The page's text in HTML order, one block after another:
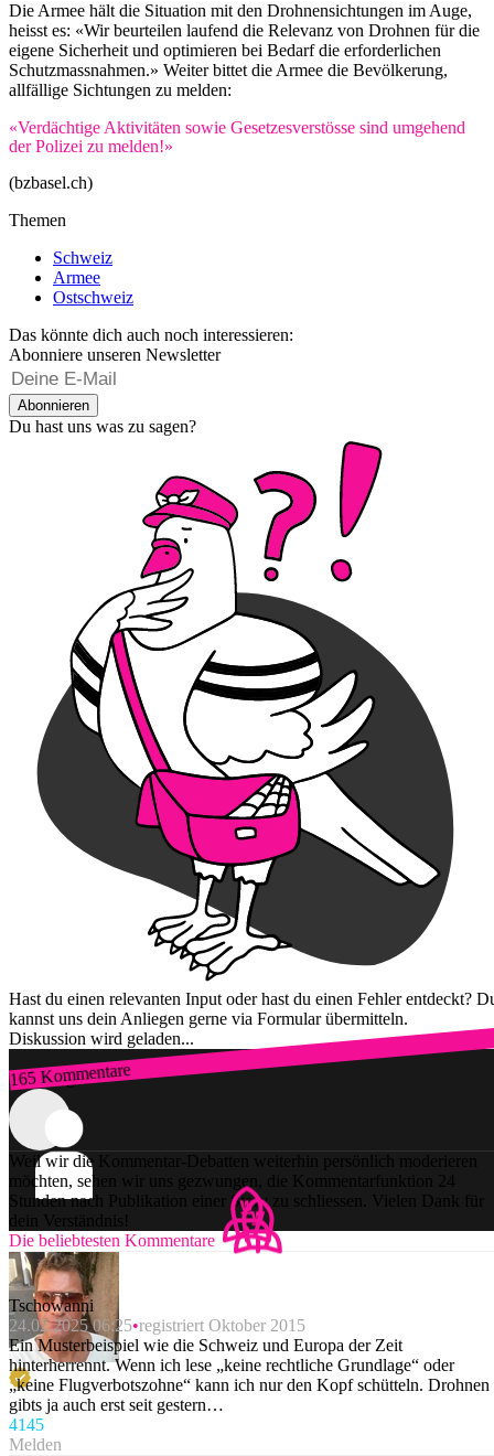
Die Armee hält die Situation mit den Drohnensichtungen im Auge,
heisst es: «Wir beurteilen laufend die Relevanz von Drohnen für die
eigene Sicherheit und optimieren bei Bedarf die erforderlichen
Schutzmassnahmen.» Weiter bittet die Armee die Bevölkerung,
allfällige Sichtungen zu melden:
«Verdächtige Aktivitäten sowie Gesetzesverstösse sind umgehend
der Polizei zu melden!»
(bzbasel.ch)
Themen
Schweiz
Armee
Ostschweiz
Das könnte dich auch noch interessieren:
Abonniere unseren Newsletter
Abonnieren
Du hast uns was zu sagen?
Hast du einen relevanten Input oder hast du einen Fehler entdeckt?
kannst uns dein Anliegen gerne via Formular übermitteln.
Diskussion wird geladen...
165 Kommentare
Zum Login
Weil wir die Kommentar-Debatten weiterhin persönlich moderieren
möchten, sehen wir uns gezwungen, die Kommentarfunktion 24
Stunden nach Publikation einer Story zu schliessen. Vielen Dank für
dein Verständnis!
Die beliebtesten Kommentare
Tschowanni
24.02.2025 06:25 registriert Oktober 2015
Ein Musterbeispiel wie die Schweiz und Europa der Zeit
hinterherrennt. Wenn ich lese „keine rechtliche Grundlage“ oder
„keine Flugverbotszohne“ kann ich nur den Kopf schütteln. Drohnen
gibts ja auch erst seit gestern…
4145
Melden